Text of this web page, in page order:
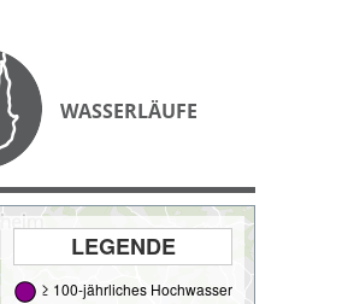
WASSERLÄUFE
LEGENDE
≥ 100-jährliches Hochwasser